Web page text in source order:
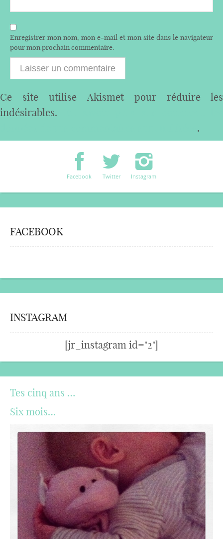
Enregistrer mon nom, mon e-mail et mon site dans le navigateur
pour mon prochain commentaire.
Ce site utilise Akismet pour réduire les
indésirables.
.
Facebook Twitter Instagram
FACEBOOK
INSTAGRAM
[jr_instagram id="2"]
Tes cinq ans …
Six mois…